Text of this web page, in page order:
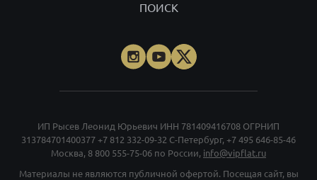
ПОИСК
ИП Рысев Леонид Юрьевич ИНН 781409416708 ОГРНИП
313784701400377 +7 812 332-09-32 С-Петербург, +7 495 646-85-46
Москва, 8 800 555-75-06 по России, info@vipflat.ru
Материалы не являются публичной офертой. Посещая сайт, вы